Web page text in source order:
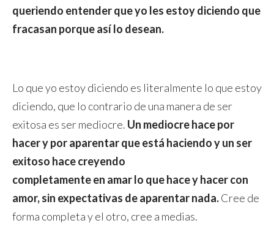
queriendo entender que yo les estoy diciendo que
fracasan porque así lo desean.
Lo que yo estoy diciendo es literalmente lo que estoy
diciendo, que lo contrario de una manera de ser
exitosa es ser mediocre. Un mediocre hace por
hacer y por aparentar que está haciendo y un ser
exitoso hace creyendo
completamente en amar lo que hace y hacer con
amor, sin expectativas de aparentar nada.Cree de
forma completa y el otro, cree a medias.